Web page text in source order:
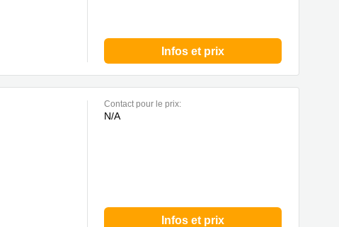
Infos et prix
Contact pour le prix:
N/A
Infos et prix